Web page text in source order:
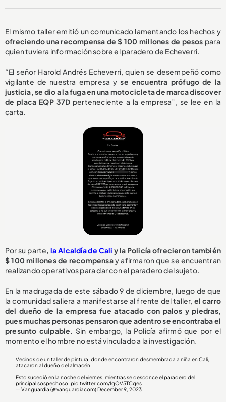
El mismo taller emitió un comunicado lamentando los hechos y
ofreciendo una recompensa de $ 100 millones de pesos para
quien tuviera información sobre el paradero de Echeverri.
“El señor Harold Andrés Echeverri, quien se desempeñó como
vigilante de nuestra empresa yse encuentra prófugo de la
justicia, se dio a la fuga en una motocicleta de marca discover
de placa EQP 37D perteneciente a la empresa”, se lee en la
carta.
Por su parte,la Alcaldía de Cali y la Policía ofrecieron también
$ 100 millones de recompensay afirmaron que se encuentran
realizando operativos para dar con el paradero del sujeto.
En la madrugada de este sábado 9 de diciembre, luego de que
la comunidad saliera a manifestarse al frente del taller, el carro
del dueño de la empresa fue atacado con palos y piedras,
pues muchas personas pensaron que adentro se encontraba el
presunto culpable. Sin embargo, la Policía afirmó que por el
momento el hombre no está vinculado a la investigación.
Vecinos de un taller de pintura, donde encontraron desmembrada a niña en Cali,
atacaron al dueño del almacén.
Esto sucedió en la noche del viernes, mientras se desconce el paradero del
principal sospechoso.pic.twitter.com/IgOV5TCqes
— Vanguardia (@vanguardiacom) December 9, 2023